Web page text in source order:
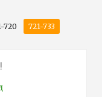
720 721-733
!